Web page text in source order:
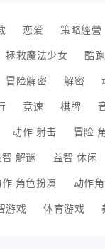
恋爱 策略經營
拯救魔法少女 酷跑
冒险解密 解密
竞速 棋牌
动作 射击 冒险
解谜 益智 休闲
角色扮演 动作
游戏 体育游戏